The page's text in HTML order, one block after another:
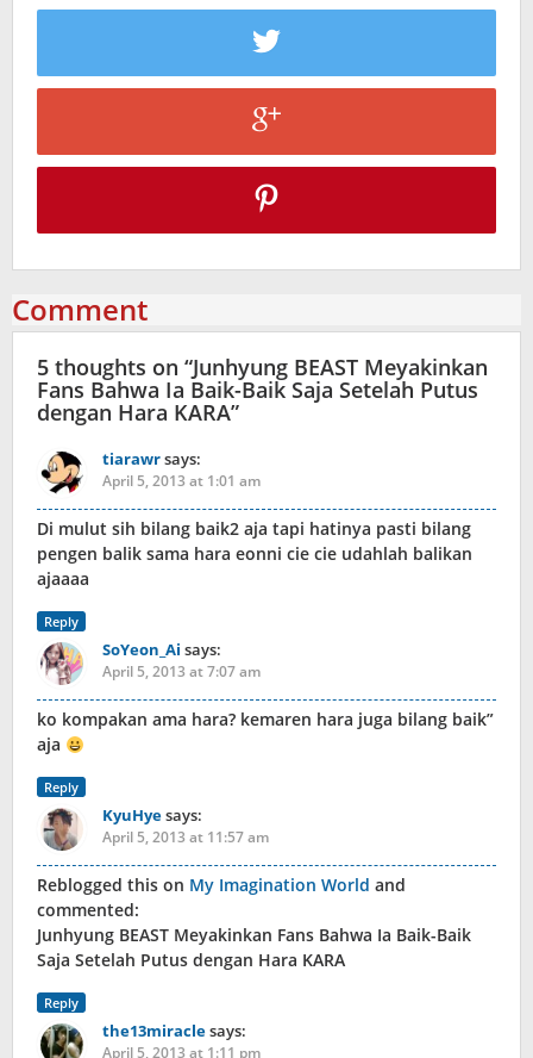
Comment
5 thoughts on “Junhyung BEAST Meyakinkan
Fans Bahwa Ia Baik-Baik Saja Setelah Putus
dengan Hara KARA”
tiarawrsays:
April 5, 2013 at 1:01 am
Di mulut sih bilang baik2 aja tapi hatinya pasti bilang
pengen balik sama hara eonni cie cie udahlah balikan
ajaaaa
Reply
SoYeon_Ai says:
April 5, 2013 at 7:07 am
ko kompakan ama hara? kemaren hara juga bilang baik”
aja
Reply
KyuHyesays:
April 5, 2013 at 11:57 am
Reblogged this on My Imagination World and
commented:
Junhyung BEAST Meyakinkan Fans Bahwa Ia Baik-Baik
Saja Setelah Putus dengan Hara KARA
Reply
the13miraclesays:
April 5, 2013 at 1:11 pm